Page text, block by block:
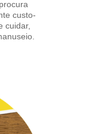
custo-
cuidar,